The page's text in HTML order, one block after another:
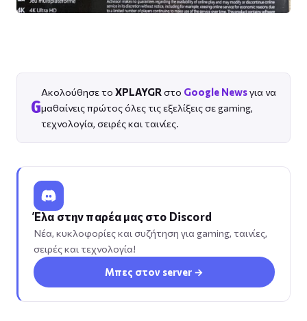
G
Ακολούθησε το XPLAYGR στο Google Newsγια να
μαθαίνεις πρώτος όλες τις εξελίξεις σε gaming,
τεχνολογία, σειρές και ταινίες.
Έλα στην παρέα μας στο Discord
Νέα, κυκλοφορίες και συζήτηση για gaming, ταινίες,
σειρές και τεχνολογία!
Μπες στον server →